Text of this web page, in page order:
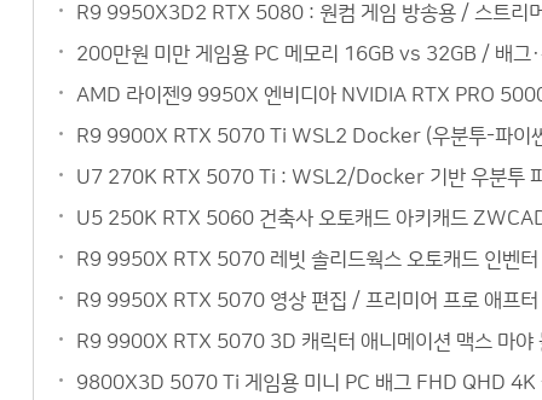
R9 9950X3D2 RTX 5080 : 원컴 게임 방송용 / 스트리
200만원 미만 게임용 PC 메모리 16GB vs 32GB / 배그
AMD 라이젠9 9950X 엔비디아 NVIDIA RTX PRO
R9 9900X RTX 5070 Ti WSL2 Docker (우분투-파이
U7 270K RTX 5070 Ti : WSL2/Docker 기반 우분투 파
U5 250K RTX 5060 건축사 오토캐드 아키캐드
R9 9950X RTX 5070 레빗 솔리드웍스 오토캐드 인벤
R9 9950X RTX 5070 영상 편집 / 프리미어 프로 애프터
R9 9900X RTX 5070 3D 캐릭터 애니메이션 맥스 마야
9800X3D 5070 Ti 게임용 미니 PC 배그 FHD QHD 4K